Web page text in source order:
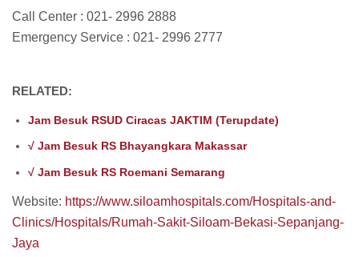
Call Center : 021- 2996 2888
Emergency Service : 021- 2996 2777
RELATED:
Jam Besuk RSUD Ciracas JAKTIM (Terupdate)
√ Jam Besuk RS Bhayangkara Makassar
√ Jam Besuk RS Roemani Semarang
Website: https://www.siloamhospitals.com/Hospitals-and-
Clinics/Hospitals/Rumah-Sakit-Siloam-Bekasi-Sepanjang-
Jaya